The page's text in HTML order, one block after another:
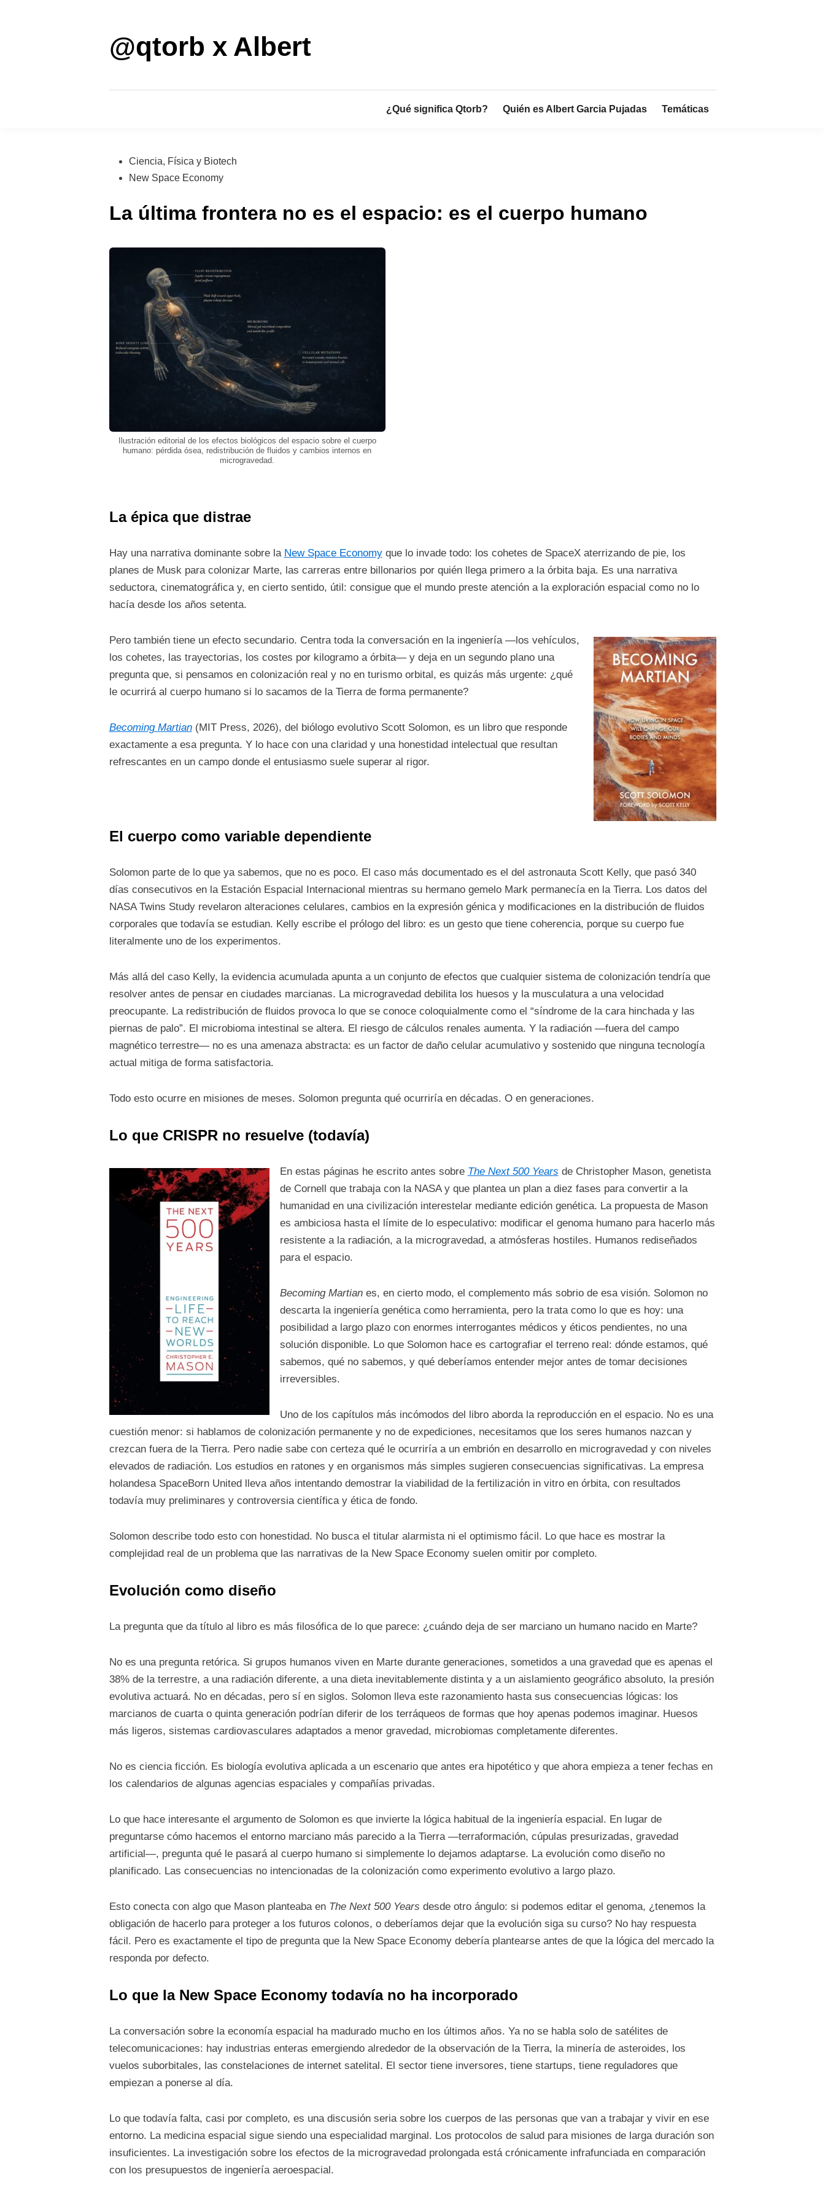
@qtorb x Albert
¿Qué significa Qtorb? Quién es Albert Garcia Pujadas Temáticas
Publicado
en
Ciencia, Física y Biotech
New Space Economy
La última frontera no es el espacio: es el cuerpo humano
Ilustración editorial de los efectos biológicos del espacio sobre el cuerpo
humano: pérdida ósea, redistribución de fluidos y cambios internos en
microgravedad.
La épica que distrae
Hay una narrativa dominante sobre la New Space Economyque lo invade todo: los cohetes de SpaceX aterrizando de pie, los
planes de Musk para colonizar Marte, las carreras entre billonarios por quién llega primero a la órbita baja. Es una narrativa
seductora, cinematográfica y, en cierto sentido, útil: consigue que el mundo preste atención a la exploración espacial como no lo
hacía desde los años setenta.
Pero también tiene un efecto secundario. Centra toda la conversación en la ingeniería —los vehículos,
los cohetes, las trayectorias, los costes por kilogramo a órbita— y deja en un segundo plano una
pregunta que, si pensamos en colonización real y no en turismo orbital, es quizás más urgente: ¿qué
le ocurrirá al cuerpo humano si lo sacamos de la Tierra de forma permanente?
Becoming Martian(MIT Press, 2026), del biólogo evolutivo Scott Solomon, es un libro que responde
exactamente a esa pregunta. Y lo hace con una claridad y una honestidad intelectual que resultan
refrescantes en un campo donde el entusiasmo suele superar al rigor.
El cuerpo como variable dependiente
Solomon parte de lo que ya sabemos, que no es poco. El caso más documentado es el del astronauta Scott Kelly, que pasó 340
días consecutivos en la Estación Espacial Internacional mientras su hermano gemelo Mark permanecía en la Tierra. Los datos del
NASA Twins Study revelaron alteraciones celulares, cambios en la expresión génica y modificaciones en la distribución de fluidos
corporales que todavía se estudian. Kelly escribe el prólogo del libro: es un gesto que tiene coherencia, porque su cuerpo fue
literalmente uno de los experimentos.
Más allá del caso Kelly, la evidencia acumulada apunta a un conjunto de efectos que cualquier sistema de colonización tendría que
resolver antes de pensar en ciudades marcianas. La microgravedad debilita los huesos y la musculatura a una velocidad
preocupante. La redistribución de fluidos provoca lo que se conoce coloquialmente como el “síndrome de la cara hinchada y las
piernas de palo”. El microbioma intestinal se altera. El riesgo de cálculos renales aumenta. Y la radiación —fuera del campo
magnético terrestre— no es una amenaza abstracta: es un factor de daño celular acumulativo y sostenido que ninguna tecnología
actual mitiga de forma satisfactoria.
Todo esto ocurre en misiones de meses. Solomon pregunta qué ocurriría en décadas. O en generaciones.
Lo que CRISPR no resuelve (todavía)
En estas páginas he escrito antes sobre The Next 500 Years de Christopher Mason, genetista
de Cornell que trabaja con la NASA y que plantea un plan a diez fases para convertir a la
humanidad en una civilización interestelar mediante edición genética. La propuesta de Mason
es ambiciosa hasta el límite de lo especulativo: modificar el genoma humano para hacerlo más
resistente a la radiación, a la microgravedad, a atmósferas hostiles. Humanos rediseñados
para el espacio.
Becoming Martianes, en cierto modo, el complemento más sobrio de esa visión. Solomon no
descarta la ingeniería genética como herramienta, pero la trata como lo que es hoy: una
posibilidad a largo plazo con enormes interrogantes médicos y éticos pendientes, no una
solución disponible. Lo que Solomon hace es cartografiar el terreno real: dónde estamos, qué
sabemos, qué no sabemos, y qué deberíamos entender mejor antes de tomar decisiones
irreversibles.
Uno de los capítulos más incómodos del libro aborda la reproducción en el espacio. No es una
cuestión menor: si hablamos de colonización permanente y no de expediciones, necesitamos que los seres humanos nazcan y
crezcan fuera de la Tierra. Pero nadie sabe con certeza qué le ocurriría a un embrión en desarrollo en microgravedad y con niveles
elevados de radiación. Los estudios en ratones y en organismos más simples sugieren consecuencias significativas. La empresa
holandesa SpaceBorn United lleva años intentando demostrar la viabilidad de la fertilización in vitro en órbita, con resultados
todavía muy preliminares y controversia científica y ética de fondo.
Solomon describe todo esto con honestidad. No busca el titular alarmista ni el optimismo fácil. Lo que hace es mostrar la
complejidad real de un problema que las narrativas de la New Space Economy suelen omitir por completo.
Evolución como diseño
La pregunta que da título al libro es más filosófica de lo que parece: ¿cuándo deja de ser marciano un humano nacido en Marte?
No es una pregunta retórica. Si grupos humanos viven en Marte durante generaciones, sometidos a una gravedad que es apenas el
38% de la terrestre, a una radiación diferente, a una dieta inevitablemente distinta y a un aislamiento geográfico absoluto, la presión
evolutiva actuará. No en décadas, pero sí en siglos. Solomon lleva este razonamiento hasta sus consecuencias lógicas: los
marcianos de cuarta o quinta generación podrían diferir de los terráqueos de formas que hoy apenas podemos imaginar. Huesos
más ligeros, sistemas cardiovasculares adaptados a menor gravedad, microbiomas completamente diferentes.
No es ciencia ficción. Es biología evolutiva aplicada a un escenario que antes era hipotético y que ahora empieza a tener fechas en
los calendarios de algunas agencias espaciales y compañías privadas.
Lo que hace interesante el argumento de Solomon es que invierte la lógica habitual de la ingeniería espacial. En lugar de
preguntarse cómo hacemos el entorno marciano más parecido a la Tierra —terraformación, cúpulas presurizadas, gravedad
artificial—, pregunta qué le pasará al cuerpo humano si simplemente lo dejamos adaptarse. La evolución como diseño no
planificado. Las consecuencias no intencionadas de la colonización como experimento evolutivo a largo plazo.
Esto conecta con algo que Mason planteaba en The Next 500 Years desde otro ángulo: si podemos editar el genoma, ¿tenemos la
obligación de hacerlo para proteger a los futuros colonos, o deberíamos dejar que la evolución siga su curso? No hay respuesta
fácil. Pero es exactamente el tipo de pregunta que la New Space Economy debería plantearse antes de que la lógica del mercado la
responda por defecto.
Lo que la New Space Economy todavía no ha incorporado
La conversación sobre la economía espacial ha madurado mucho en los últimos años. Ya no se habla solo de satélites de
telecomunicaciones: hay industrias enteras emergiendo alrededor de la observación de la Tierra, la minería de asteroides, los
vuelos suborbitales, las constelaciones de internet satelital. El sector tiene inversores, tiene startups, tiene reguladores que
empiezan a ponerse al día.
Lo que todavía falta, casi por completo, es una discusión seria sobre los cuerpos de las personas que van a trabajar y vivir en ese
entorno. La medicina espacial sigue siendo una especialidad marginal. Los protocolos de salud para misiones de larga duración son
insuficientes. La investigación sobre los efectos de la microgravedad prolongada está crónicamente infrafunciada en comparación
con los presupuestos de ingeniería aeroespacial.